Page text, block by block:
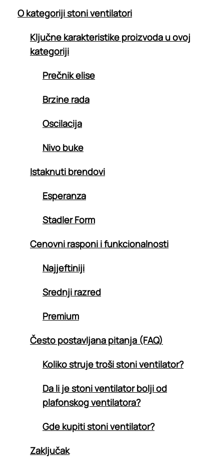
O kategoriji stoni ventilatori
Ključne karakteristike proizvoda u ovoj
kategoriji
Prečnik elise
Brzine rada
Oscilacija
Nivo buke
Istaknuti brendovi
Esperanza
Stadler Form
Cenovni rasponi i funkcionalnosti
Najjeftiniji
Srednji razred
Premium
Često postavljana pitanja (FAQ)
Koliko struje troši stoni ventilator?
Da li je stoni ventilator bolji od
plafonskog ventilatora?
Gde kupiti stoni ventilator?
Zaključak